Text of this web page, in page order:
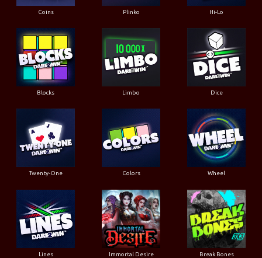
Coins Plinko Hi-Lo
Blocks Limbo Dice
Twenty-One Colors Wheel
Lines Immortal Desire Break Bones